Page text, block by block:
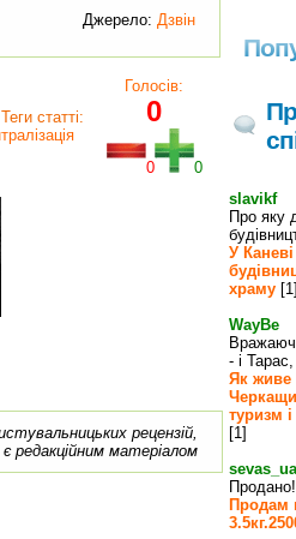
Джерело: Дзвін
Теги статті:
Голосів:
0
0 0
рецензій,
редакційним матеріалом
slavikf
Про яку
У
храму [1]
WayBe
- і
Як живе
туризм
[1]
sevas_ua
Продано!
Продам